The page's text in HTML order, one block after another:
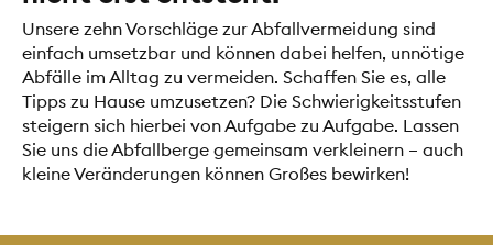
Unsere zehn Vorschläge zur Abfallvermeidung sind
einfach umsetzbar und können dabei helfen, unnötige
Abfälle im Alltag zu vermeiden. Schaffen Sie es, alle
Tipps zu Hause umzusetzen? Die Schwierigkeitsstufen
steigern sich hierbei von Aufgabe zu Aufgabe. Lassen
Sie uns die Abfallberge gemeinsam verkleinern – auch
kleine Veränderungen können Großes bewirken!